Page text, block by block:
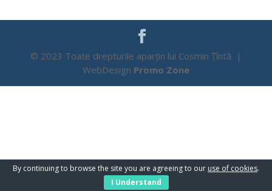
© 2023 Toate drepturile aparțin lui Cosmin Țîntă |
WebDesign Promo Zone
By continuing to browse the site you are agreeing to our use of cookies.
I Understand